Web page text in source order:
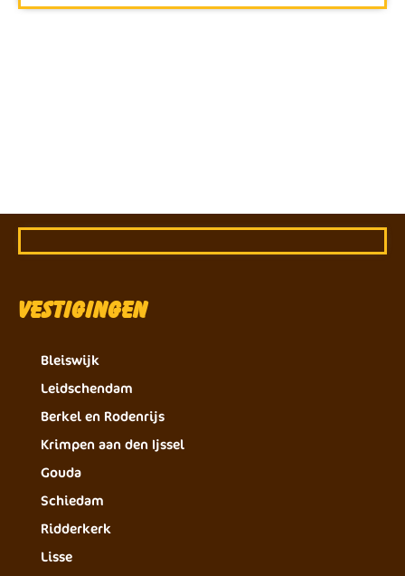
Vestigingen
Bleiswijk
Leidschendam
Berkel en Rodenrijs
Krimpen aan den Ijssel
Gouda
Schiedam
Ridderkerk
Lisse